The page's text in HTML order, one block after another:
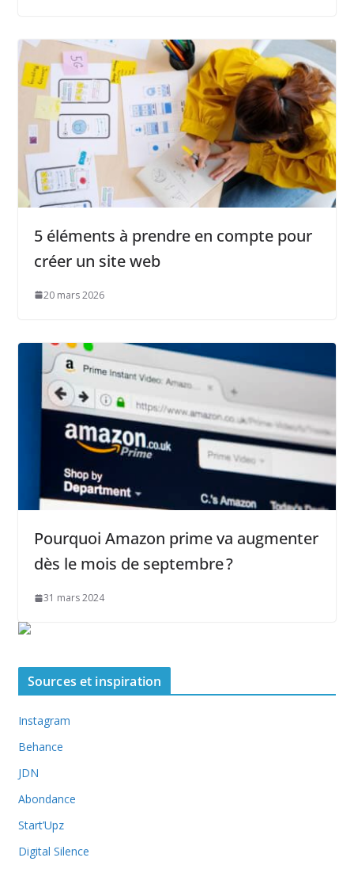
5 éléments à prendre en compte pour
créer un site web
20 mars 2026
Pourquoi Amazon prime va augmenter
dès le mois de septembre ?
31 mars 2024
Sources et inspiration
Instagram
Behance
JDN
Abondance
Start’Upz
Digital Silence